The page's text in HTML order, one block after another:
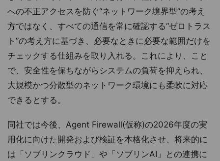
への不正アクセスを防ぐ“ネットワーク境界型”の考え
方ではなく、すべての通信を常に確認する“ゼロトラス
ト”の考え方に基づき、必要なときに必要な範囲だけを
チェックする仕組みを取り入れる。これにより、こと
で、安全性を保ちながらシステムの負荷を抑えられ、
大規模かつ分散型のネットワーク環境にも柔軟に対応
できるとする。
同社では今後、Agent Firewall(仮称)の2026年度の実
用化に向けた開発および検証を本格化させ、将来的に
は「ソブリンクラウド」や「ソブリンAI」との連携に